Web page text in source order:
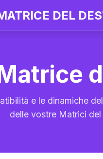
DEL
e le dinamiche
delle vostre Matrici